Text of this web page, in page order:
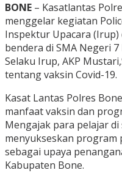
BONE – Kasatlantas
menggelar kegiatan
Inspektur Upacara (Irup)
bendera di SMA Negeri
Selaku Irup, AKP
tentang vaksin Covid-19.
Kasat Lantas Polres
manfaat vaksin dan
Mengajak para pelajar
menyukseskan program
sebagai upaya
Kabupaten Bone.